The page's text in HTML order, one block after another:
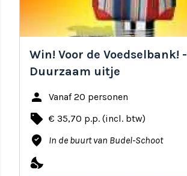
Win! Voor de Voedselbank! -
Duurzaam uitje
person Vanaf 20 personen
local_offer € 35,70 p.p. (incl. btw)
where_to_vote In de buurt van Budel-Schoot
nights_stay